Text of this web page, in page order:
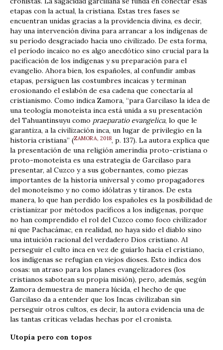
etapas con la actual, la cristiana. Estas tres fases se
encuentran unidas gracias a la providencia divina, es decir,
hay una intervención divina para arrancar a los indígenas de
su período desgraciado hacia uno civilizado. De esta forma,
el período incaico no es algo anecdótico sino crucial para la
pacificación de los indígenas y su preparación para el
evangelio. Ahora bien, los españoles, al confundir ambas
etapas, persiguen las costumbres incaicas y terminan
erosionando el eslabón de esa cadena que conectaría al
cristianismo. Como indica Zamora, “para Garcilaso la idea de
una teología monoteísta inca está unida a su presentación
del Tahuantinsuyu como praeparatio evangelica, lo que le
garantiza, a la civilización inca, un lugar de privilegio en la
historia cristiana” (ZAMORA, 2018, p. 137). La autora explica que
la presentación de una religión amerindia proto-cristiana o
proto-monoteísta es una estrategia de Garcilaso para
presentar, al Cuzco y a sus gobernantes, como piezas
importantes de la historia universal y como propagadores
del monoteísmo y no como idólatras y tiranos. De esta
manera, lo que han perdido los españoles es la posibilidad de
cristianizar por métodos pacíficos a los indígenas, porque
no han comprendido el rol del Cuzco como foco civilizador
ni que Pachacámac, en realidad, no haya sido el diablo sino
una intuición racional del verdadero Dios cristiano. Al
perseguir el culto inca en vez de guiarlo hacia el cristiano,
los indígenas se refugian en viejos dioses. Esto indica dos
cosas: un atraso para los planes evangelizadores (los
cristianos sabotean su propia misión), pero, además, según
Zamora demuestra de manera lúcida, el hecho de que
Garcilaso da a entender que los Incas civilizaban sin
perseguir otros cultos, es decir, la autora evidencia una de
las tantas críticas veladas hechas por el cronista.
Utopía pero con topos